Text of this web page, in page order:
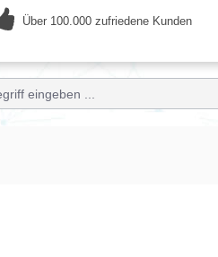
Über 100.000 zufriedene Kunden